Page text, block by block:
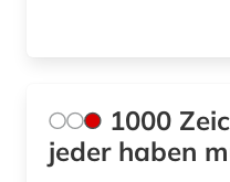
bildnisgrafik (2)
1000
jeder haben